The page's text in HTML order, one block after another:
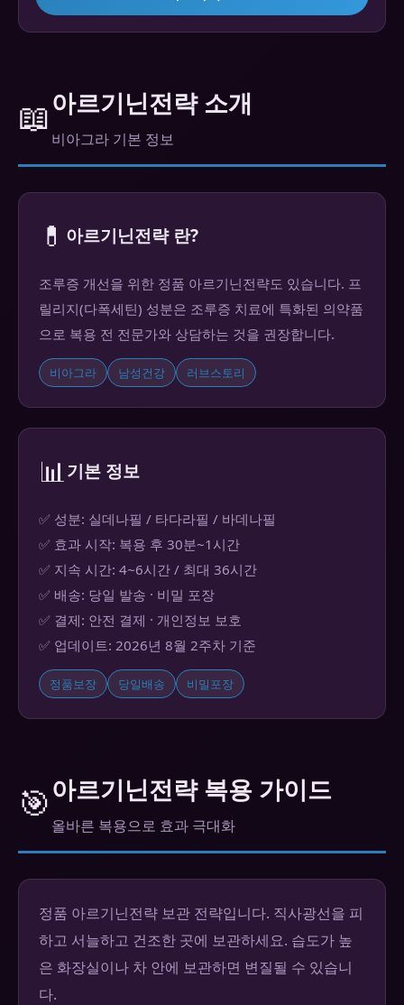
📖아르기닌전략 소개
비아그라 기본 정보
💊 아르기닌전략 란?
조루증 개선을 위한 정품 아르기닌전략도 있습니다. 프
릴리지(다폭세틴) 성분은 조루증 치료에 특화된 의약품
으로 복용 전 전문가와 상담하는 것을 권장합니다.
비아그라 남성건강 러브스토리
📊기본 정보
✅ 성분: 실데나필 / 타다라필 / 바데나필
✅ 효과 시작: 복용 후 30분~1시간
✅ 지속 시간: 4~6시간 / 최대 36시간
✅ 배송: 당일 발송 · 비밀 포장
✅ 결제: 안전 결제 · 개인정보 보호
✅ 업데이트: 2026년 8월 2주차 기준
정품보장 당일배송 비밀포장
🎯아르기닌전략 복용 가이드
올바른 복용으로 효과 극대화
정품 아르기닌전략 보관 전략입니다. 직사광선을 피
하고 서늘하고 건조한 곳에 보관하세요. 습도가 높
은 화장실이나 차 안에 보관하면 변질될 수 있습니
다.